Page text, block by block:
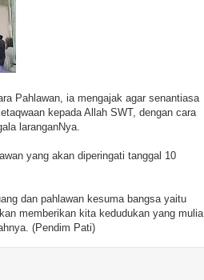
Pahlawan, ia mengajak agar senantiasa
kepada Allah SWT, dengan cara
laranganNya.
yang akan diperingati tanggal 10
dan pahlawan kesuma bangsa yaitu
memberikan kita kedudukan yang mulia
(Pendim Pati)